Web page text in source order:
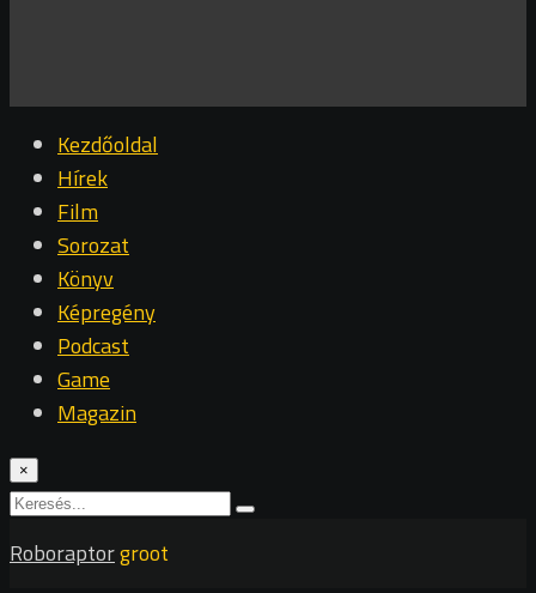
Kezdőoldal
Hírek
Film
Sorozat
Könyv
Képregény
Podcast
Game
Magazin
×
Roboraptorgroot